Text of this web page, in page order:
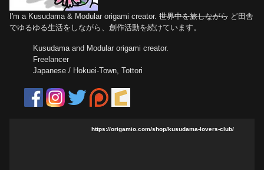
I'm a Kusudama & Modular origami creator. 世界中を旅しながら ど田舎
でゆるゆる生活をしながら、創作活動を続けています。
Kusudama and Modular origami creator.
Freelancer
Japanese / Hokuei-Town, Tottori
https://origamio.com/shop/kusudama-lovers-club/